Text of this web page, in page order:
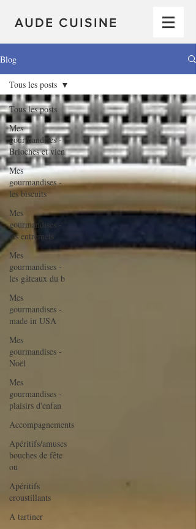
AUDE CUISINE
Blog
Tous les posts
Mes
gourmandises -
Brioches et vien
Mes
gourmandises -
les biscuits
Mes
gourmandises -
les entremets
Mes
gourmandises -
les gâteaux du b
Mes
gourmandises -
made in USA
Mes
gourmandises -
Noël
Mes
gourmandises -
plaisirs d'enfan
Accompagnements
Apéritifs/amuses
bouches de fête
ou
Apéritifs
croustillants
A tartiner
Tous les posts